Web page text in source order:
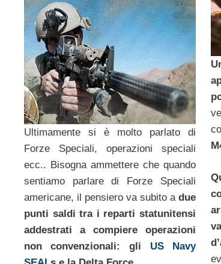
Ultimamente si è molto parlato di
Forze Speciali, operazioni speciali
ecc.. Bisogna ammettere che quando
sentiamo parlare di Forze Speciali
americane, il pensiero va subito adue
punti saldi tra i reparti statunitensi
addestrati a compiere operazioni
non convenzionali: gli US Navy